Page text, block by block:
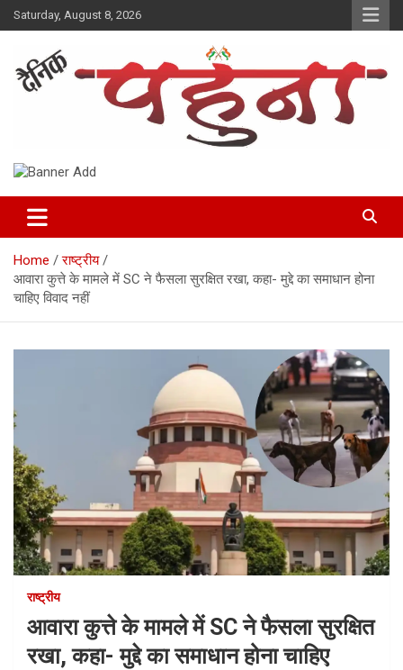
Skip
to
Saturday, August 8, 2026
Dainik Pahuna
Home
राष्ट्रीय
आवारा कुत्ते के मामले में SC ने फैसला सुरक्षित रखा, कहा- मुद्दे का समाधान होना
चाहिए विवाद नहीं
राष्ट्रीय
आवारा कुत्ते के मामले में SC ने फैसला सुरक्षित
रखा, कहा- मुद्दे का समाधान होना चाहिए